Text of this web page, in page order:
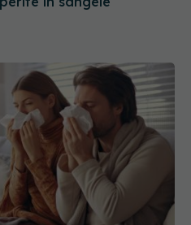
Marinescu: Le luăm ca